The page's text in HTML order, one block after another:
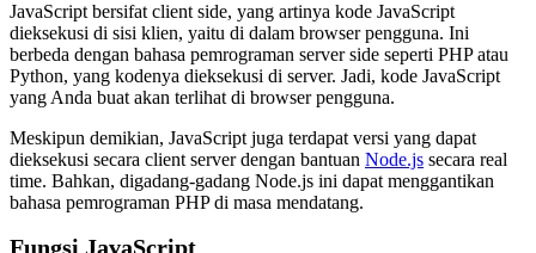
JavaScript bersifat client side, yang artinya kode JavaScript
dieksekusi di sisi klien, yaitu di dalam browser pengguna. Ini
berbeda dengan bahasa pemrograman server side seperti PHP atau
Python, yang kodenya dieksekusi di server. Jadi, kode JavaScript
yang Anda buat akan terlihat di browser pengguna.
Meskipun demikian, JavaScript juga terdapat versi yang dapat
dieksekusi secara client server dengan bantuan Node.js secara real
time. Bahkan, digadang-gadang Node.js ini dapat menggantikan
bahasa pemrograman PHP di masa mendatang.
Fungsi JavaScript